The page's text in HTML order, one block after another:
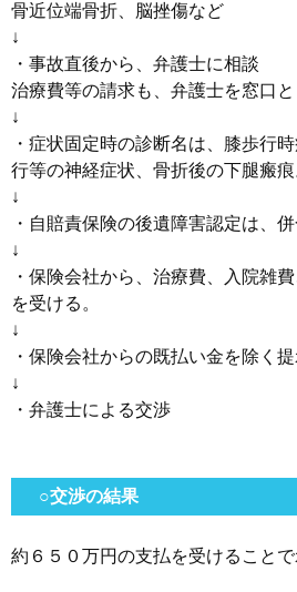
骨近位端骨折、脳挫傷など
↓
・事故直後から、弁護士に相談
治療費等の請求も、弁護士を窓口と
↓
・症状固定時の診断名は、膝歩行
行等の神経症状、骨折後の下腿瘢痕
↓
・自賠責保険の後遺障害認定は、
↓
・保険会社から、治療費、入院雑
を受ける。
↓
・保険会社からの既払い金を除く
↓
・弁護士による交渉
○交渉の結果
約６５０万円の支払を受けることで